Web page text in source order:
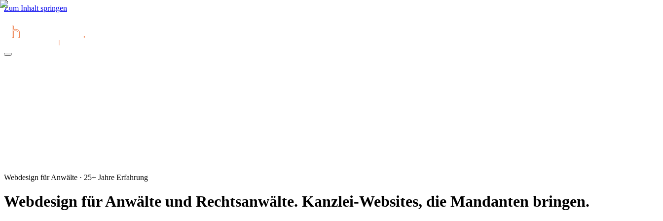
Zum Inhalt springen
Webdesign für Anwälte · 25+ Jahre Erfahrung
Webdesign für Anwälte und Rechtsanwälte. Kanzlei-Websites, die Mandanten bringen.